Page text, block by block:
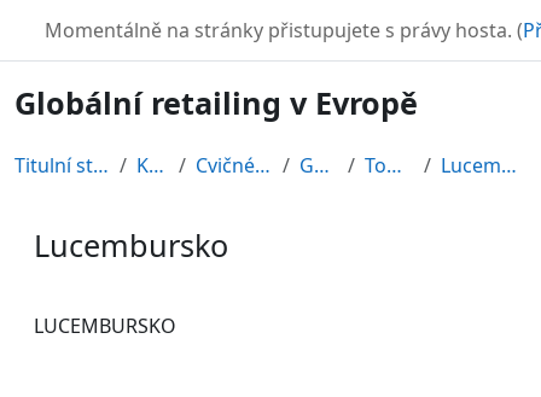
TURBO
Momentálně na stránky přistupujete s právy hosta. (
Globální retailing v Evropě
Titulní stránka Kurzy Cvičné kurzy GRE08 Topic 12 Lucembursko
Lucembursko
LUCEMBURSKO